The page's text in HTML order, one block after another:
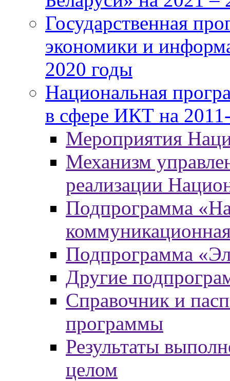
Государственная
экономики и
2020 годы
Национальная
в сфере ИКТ на
Мероприятия
Механизм
реализации
Подпрограмма
Подпрограмма
Другие
Справочник и
программы
Результаты
целом